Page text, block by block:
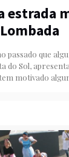
estrada
passado que
do Sol,
motivado